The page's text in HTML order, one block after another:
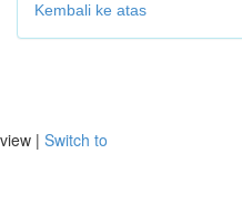
Kembali ke atas
view | Switch to